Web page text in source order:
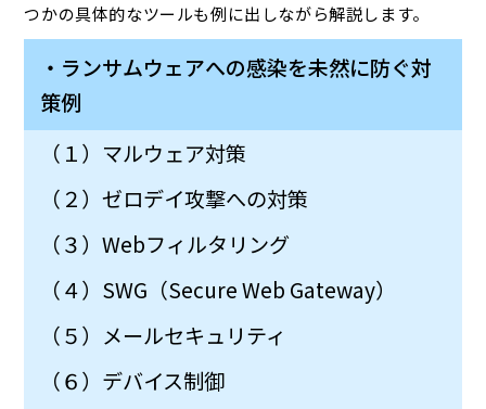
つかの具体的なツールも例に出しながら解説します。
・ランサムウェアへの感染を未然に防ぐ対
策例
（１）マルウェア対策
（２）ゼロデイ攻撃への対策
（３）Webフィルタリング
（４）SWG（Secure Web Gateway）
（５）メールセキュリティ
（６）デバイス制御